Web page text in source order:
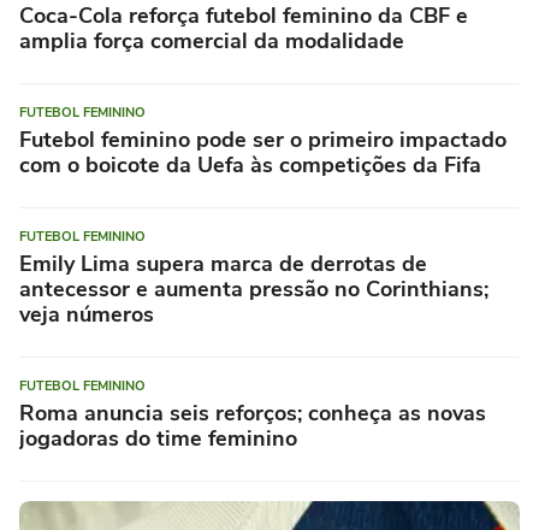
Coca-Cola reforça futebol feminino da CBF e
amplia força comercial da modalidade
FUTEBOL FEMININO
Futebol feminino pode ser o primeiro impactado
com o boicote da Uefa às competições da Fifa
FUTEBOL FEMININO
Emily Lima supera marca de derrotas de
antecessor e aumenta pressão no Corinthians;
veja números
FUTEBOL FEMININO
Roma anuncia seis reforços; conheça as novas
jogadoras do time feminino